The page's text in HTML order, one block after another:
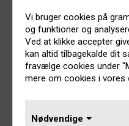
Vi bruger cookies på
og funktioner og
Ved at klikke accepter
kan altid tilbagekalde dit
fravælge cookies under
mere om cookies i vores
Nødvendige
af branchens skarpeste
leve af at lave podcasts?
På programmet kan du
Sort Søndag med
Album om Paul Simons